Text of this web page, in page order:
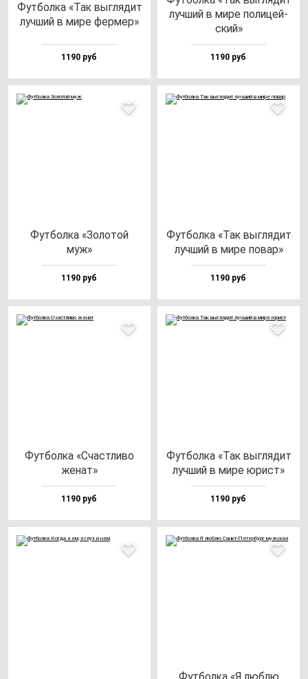
Фут­бол­ка «Так выг­ля­дит
луч­ший в ми­ре фер­мер»
1190 руб
луч­ший в ми­ре по­ли­цей­
ский»
1190 руб
Фут­бол­ка «Золо­той
муж»
1190 руб
Фут­бол­ка «Так выг­ля­дит
луч­ший в ми­ре по­вар»
1190 руб
Фут­бол­ка «Счас­тли­во
же­нат»
1190 руб
Фут­бол­ка «Так выг­ля­дит
луч­ший в ми­ре юрист»
1190 руб